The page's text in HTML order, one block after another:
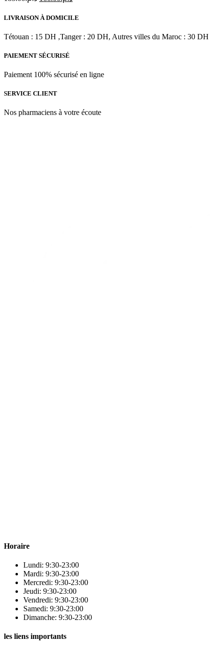
initial
actuel
د.م.166.00.
LIVRAISON À DOMICILE
Tétouan : 15 DH ,Tanger : 20 DH, Autres villes du Maroc : 30 DH
PAIEMENT SÉCURISÉ
Paiement 100% sécurisé en ligne
SERVICE CLIENT
Nos pharmaciens à votre écoute
Horaire
Lundi: 9:30-23:00
Mardi: 9:30-23:00
Mercredi: 9:30-23:00
Jeudi: 9:30-23:00
Vendredi: 9:30-23:00
Samedi: 9:30-23:00
Dimanche: 9:30-23:00
les liens importants